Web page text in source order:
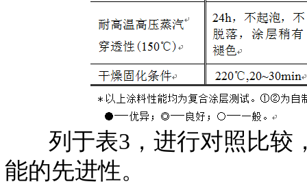
列于表3，进行对照比较
能的先进性。